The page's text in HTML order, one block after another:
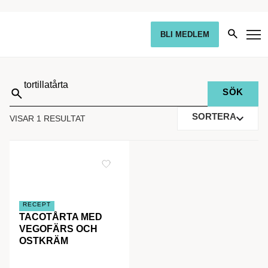
BLI MEDLEM
Sök
på:
VISAR 1 RESULTAT SORTERA
RECEPT
TACOTÅRTA MED
VEGOFÄRS OCH
OSTKRÄM